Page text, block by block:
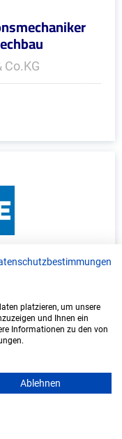
Co.KG
platzieren, um unsere
und Ihnen ein
Informationen zu den von
Ablehnen